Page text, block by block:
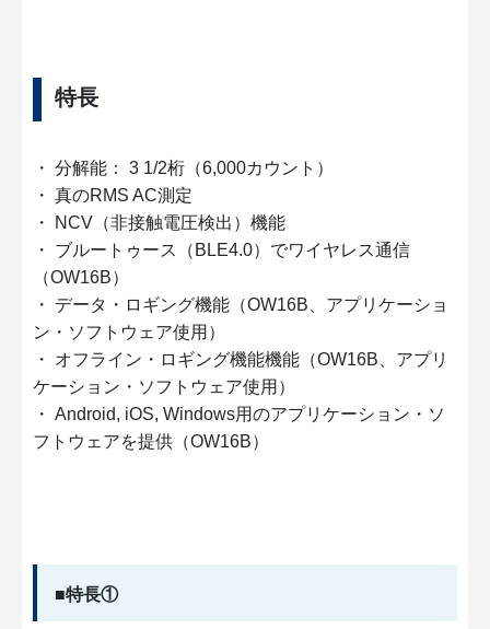
特長
・ 分解能： 3 1/2桁（6,000カウント）
・ 真のRMS AC測定
・ NCV（非接触電圧検出）機能
・ ブルートゥース（BLE4.0）でワイヤレス通信
（OW16B）
・ データ・ロギング機能（OW16B、アプリケーショ
ン・ソフトウェア使用）
・ オフライン・ロギング機能機能（OW16B、アプリ
ケーション・ソフトウェア使用）
・ Android, iOS, Windows用のアプリケーション・ソ
フトウェアを提供（OW16B）
■特長①